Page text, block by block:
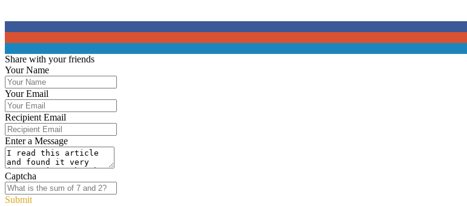
Share with your friends
Your Name
Your Email
Recipient Email
Enter a Message
Captcha
Submit